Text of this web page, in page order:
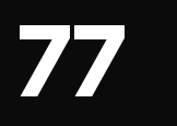
77